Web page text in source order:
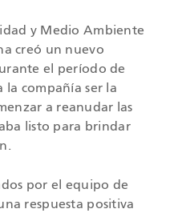
y Medio Ambiente
creó un nuevo
el período de
compañía ser la
a reanudar las
listo para brindar
por el equipo de
respuesta positiva